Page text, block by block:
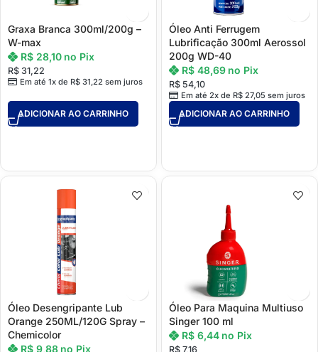
Graxa Branca 300ml/200g –
W-max
R$ 31,22
Em até 1x de R$31,22 sem juros
R$28,10 no Pix
ADICIONAR AO CARRINHO
Óleo Anti Ferrugem
Lubrificação 300ml Aerossol
200g WD-40
R$ 54,10
Em até 2x de R$27,05 sem juros
R$48,69 no Pix
ADICIONAR AO CARRINHO
Óleo Desengripante Lub
Orange 250ML/120G Spray –
Chemicolor
R$9,88 no Pix
Óleo Para Maquina Multiuso
Singer 100 ml
R$ 7,16
R$6,44 no Pix